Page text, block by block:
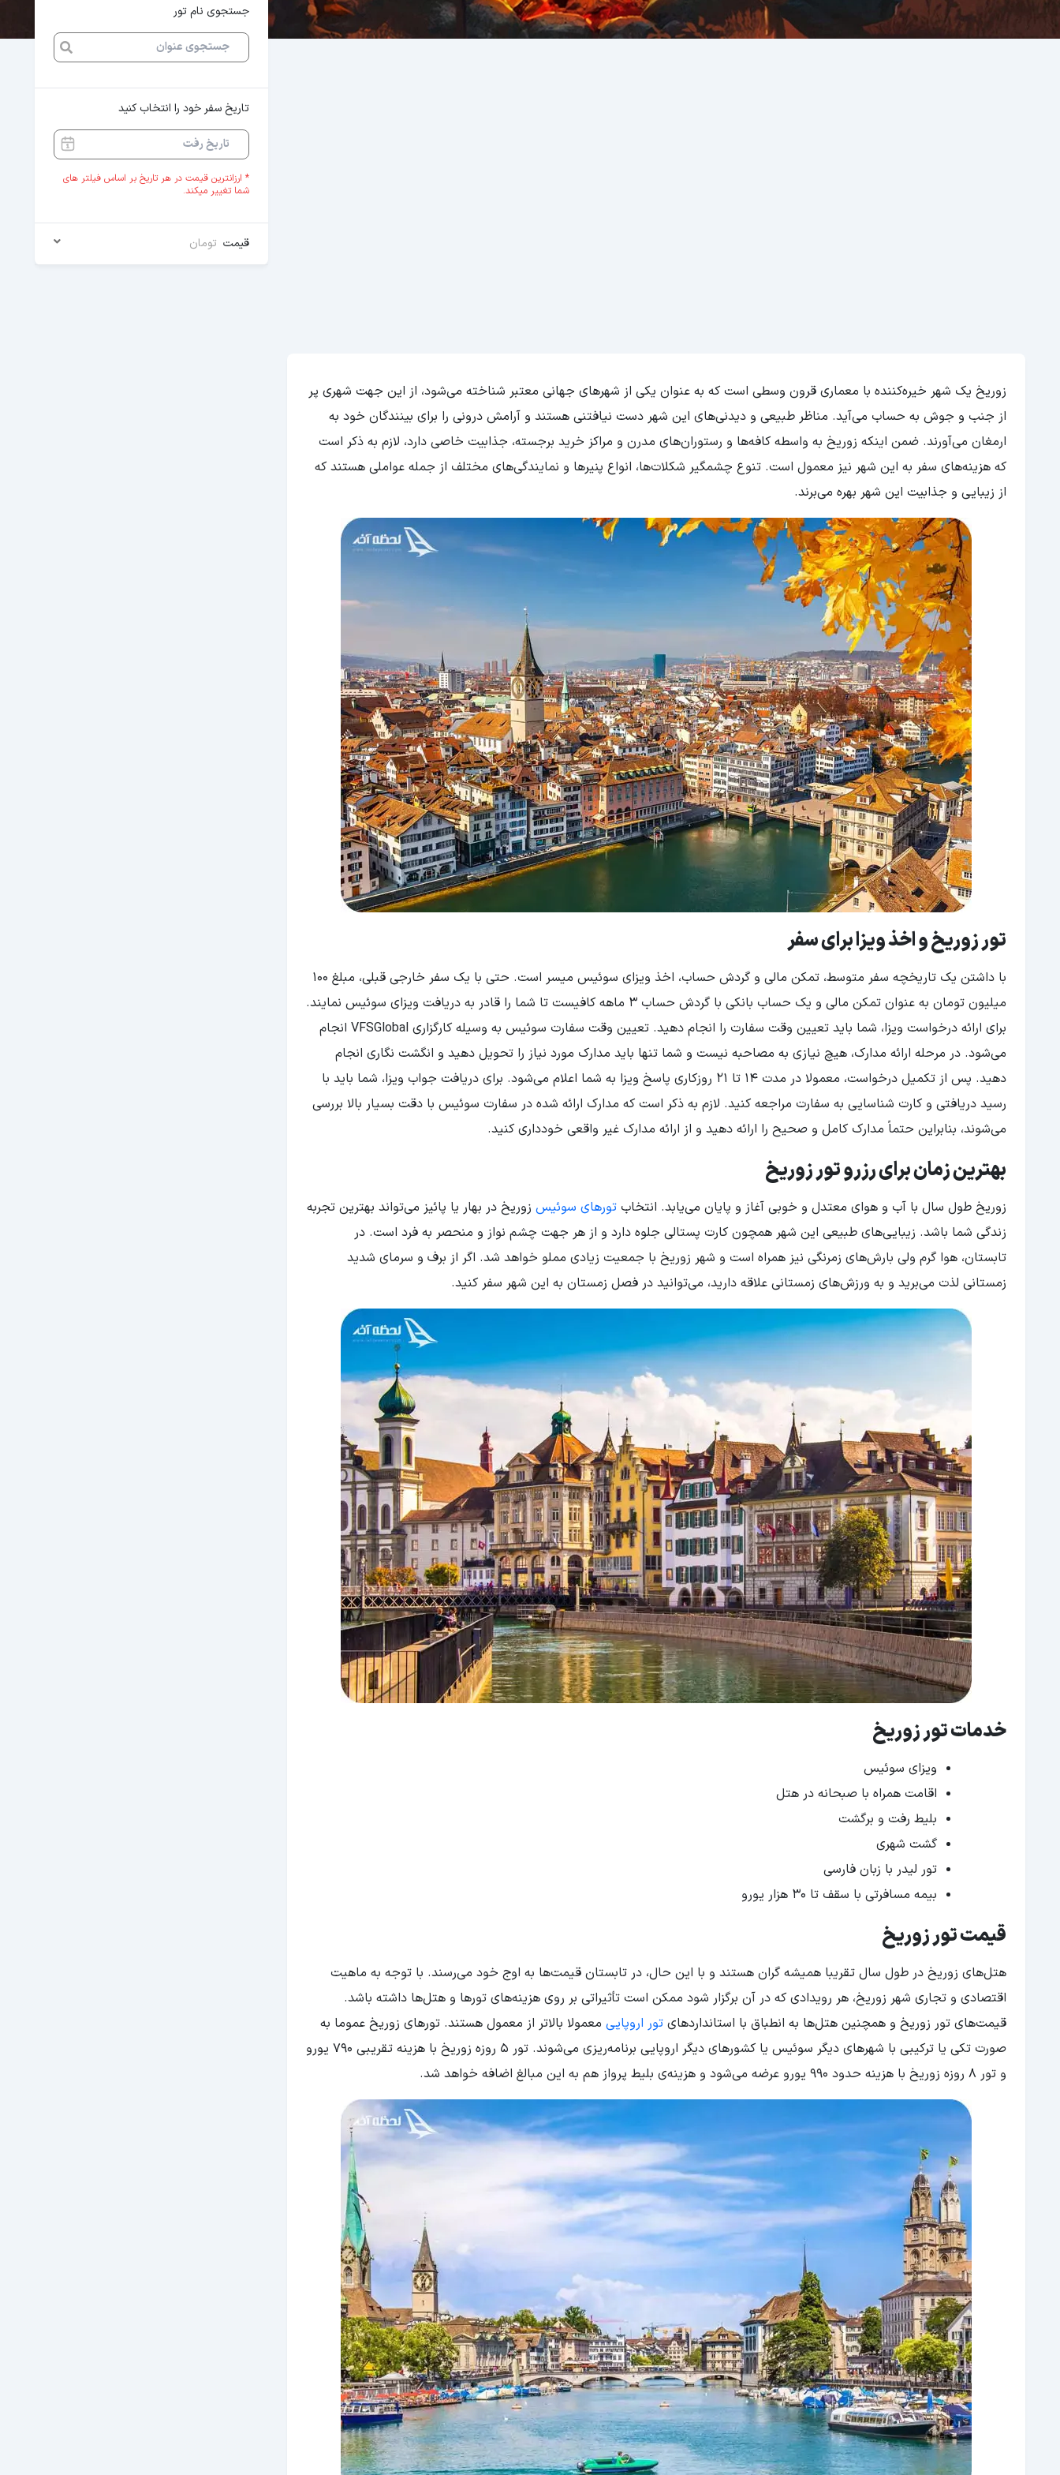
جستجوی نام تور
تاریخ سفر خود را انتخاب کنید
* ارزانترین قیمت در هر تاریخ بر اساس فیلتر های
شما تغییر میکند.
قیمت تومان
زوریخ یک شهر خیره‌کننده با معماری قرون وسطی است که به عنوان یکی از شهرهای جهانی معتبر شناخته می‌شود، از این جهت شهری پر
از جنب و جوش به حساب می‌آید. مناظر طبیعی و دیدنی‌های این شهر دست نیافتنی هستند و آرامش درونی را برای بینندگان خود به
ارمغان می‌آورند. ضمن اینکه زوریخ به واسطه کافه‌ها و رستوران‌های مدرن و مراکز خرید برجسته، جذابیت خاصی دارد، لازم به ذکر است
که هزینه‌های سفر به این شهر نیز معمول است. تنوع چشمگیر شکلات‌ها، انواع پنیرها و نمایندگی‌های مختلف از جمله عواملی هستند که
از زیبایی و جذابیت این شهر بهره می‌برند.
تور زوریخ و اخذ ویزا برای سفر
با داشتن یک تاریخچه سفر متوسط، تمکن مالی و گردش حساب، اخذ ویزای سوئیس میسر است. حتی با یک سفر خارجی قبلی، مبلغ 100
میلیون تومان به عنوان تمکن مالی و یک حساب بانکی با گردش حساب 3 ماهه کافیست تا شما را قادر به دریافت ویزای سوئیس نمایند.
برای ارائه درخواست ویزا، شما باید تعیین وقت سفارت را انجام دهید. تعیین وقت سفارت سوئیس به وسیله کارگزاری VFSGlobal انجام
می‌شود. در مرحله ارائه مدارک، هیچ نیازی به مصاحبه نیست و شما تنها باید مدارک مورد نیاز را تحویل دهید و انگشت نگاری انجام
دهید. پس از تکمیل درخواست، معمولا در مدت 14 تا 21 روزکاری پاسخ ویزا به شما اعلام می‌شود. برای دریافت جواب ویزا، شما باید با
رسید دریافتی و کارت شناسایی به سفارت مراجعه کنید. لازم به ذکر است که مدارک ارائه شده در سفارت سوئیس با دقت بسیار بالا بررسی
می‌شوند، بنابراین حتماً مدارک کامل و صحیح را ارائه دهید و از ارائه مدارک غیر واقعی خودداری کنید.
بهترین زمان برای رزرو تور زوریخ
زوریخ طول سال با آب و هوای معتدل و خوبی آغاز و پایان می‌یابد. انتخاب تورهای سوئیس زوریخ در بهار یا پائیز می‌تواند بهترین تجربه
زندگی شما باشد. زیبایی‌های طبیعی این شهر همچون کارت پستالی جلوه دارد و از هر جهت چشم نواز و منحصر به فرد است. در
تابستان، هوا گرم ولی بارش‌های زمرنگی نیز همراه است و شهر زوریخ با جمعیت زیادی مملو خواهد شد. اگر از برف و سرمای شدید
زمستانی لذت می‌برید و به ورزش‌های زمستانی علاقه دارید، می‌توانید در فصل زمستان به این شهر سفر کنید.
خدمات تور زوریخ
ویزای سوئیس
اقامت همراه با صبحانه در هتل
بلیط رفت و برگشت
گشت شهری
تور لیدر با زبان فارسی
بیمه مسافرتی با سقف تا 30 هزار یورو
قیمت تور زوریخ
هتل‌های زوریخ در طول سال تقریبا همیشه گران هستند و با این حال، در تابستان قیمت‌ها به اوج خود می‌رسند. با توجه به ماهیت
اقتصادی و تجاری شهر زوریخ، هر رویدادی که در آن برگزار شود ممکن است تأثیراتی بر روی هزینه‌های تورها و هتل‌ها داشته باشد.
قیمت‌های تور زوریخ و همچنین هتل‌ها به انطباق با استانداردهای تور اروپایی معمولا بالاتر از معمول هستند. تورهای زوریخ عموما به
صورت تکی یا ترکیبی با شهرهای دیگر سوئیس یا کشورهای دیگر اروپایی برنامه‌ریزی می‌شوند. تور 5 روزه زوریخ با هزینه تقریبی 790 یورو
و تور 8 روزه زوریخ با هزینه حدود 990 یورو عرضه می‌شود و هزینه‌ی بلیط پرواز هم به این مبالغ اضافه خواهد شد.